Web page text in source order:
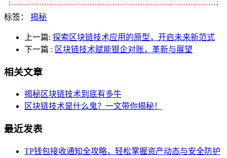
标签： 揭秘
上一篇: 探索区块链技术应用的原型，开启未来新范式
下一篇 : 区块链技术赋能银企对账，革新与展望
相关文章
揭秘区块链技术到底有多牛
区块链技术是什么鬼？一文带你揭秘！
最近发表
TP钱包接收通知全攻略，轻松掌握资产动态与安全防护